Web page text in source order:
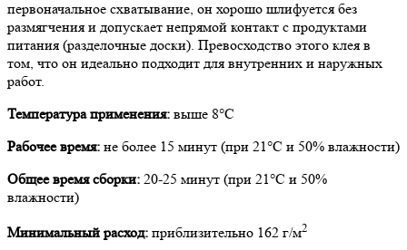
первоначальное схватывание, он хорошо шлифуется без
размягчения и допускает непрямой контакт с продуктами
питания (разделочные доски). Превосходство этого клея в
том, что он идеально подходит для внутренних и наружных
работ.
Температура применения: выше 8°С
Рабочее время: не более 15 минут (при 21°С и 50% влажности)
Общее время сборки: 20-25 минут (при 21°С и 50%
влажности)
Минимальный расход: приблизительно 162 г/м2